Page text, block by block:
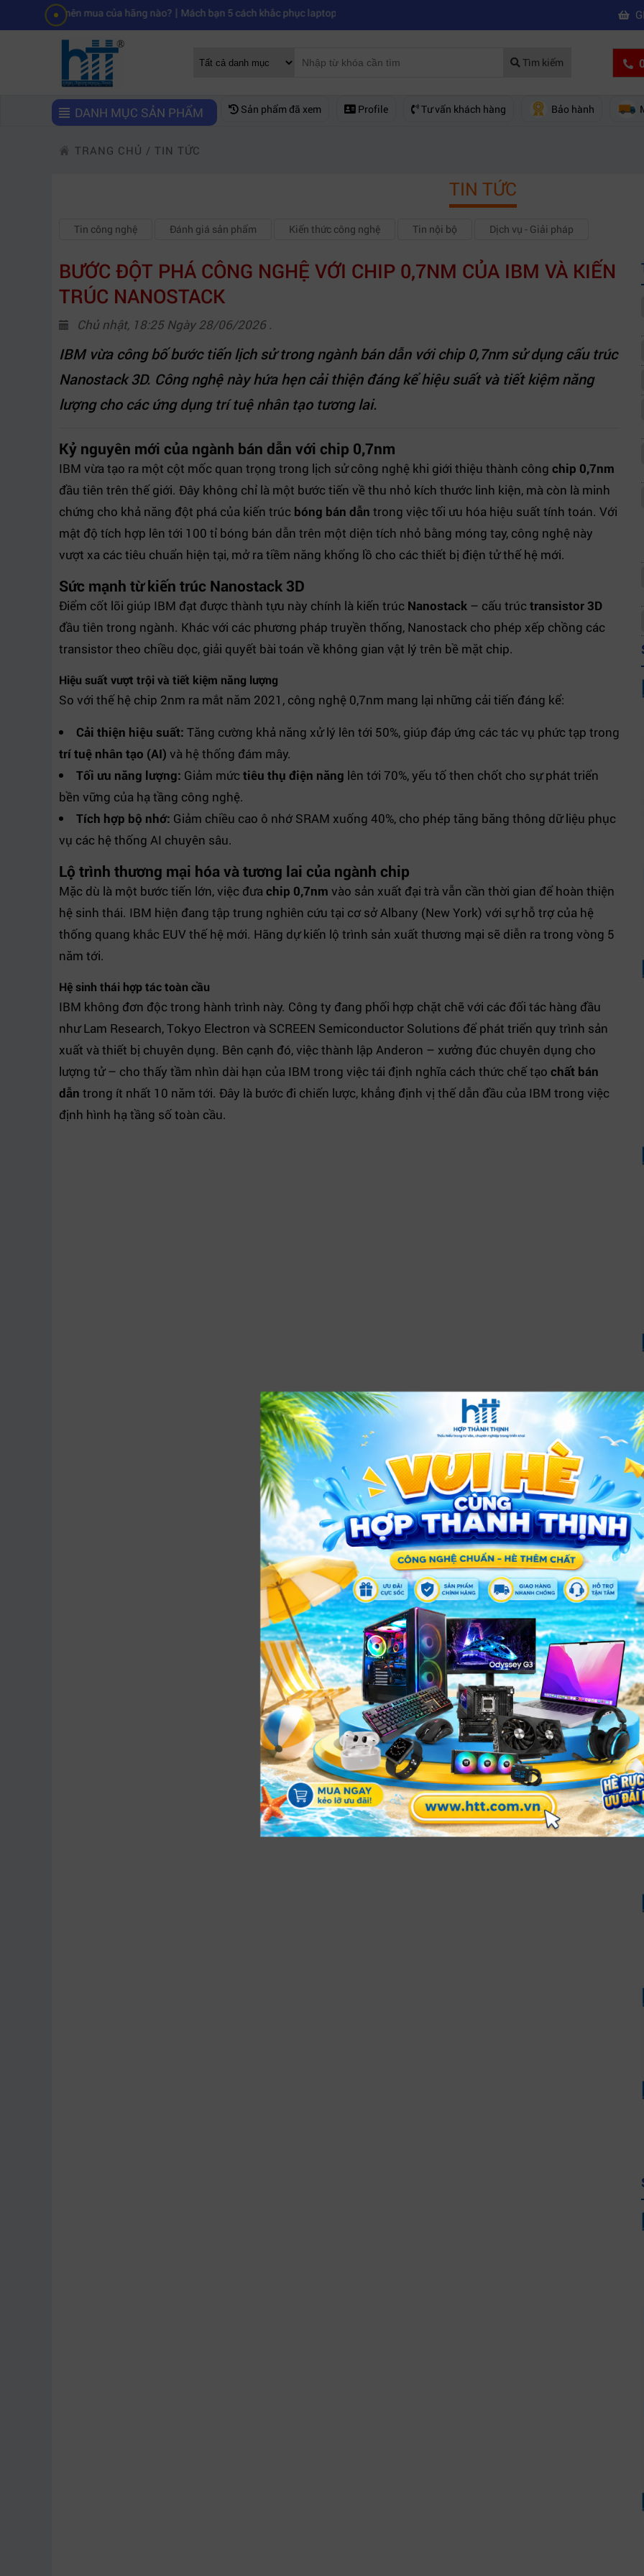
nên mua của hãng nào?| Mách bạn 5 cách khắc phục laptop không kết nối được wifi Kinh nghiệm chọn mua máy quay phim giá rẻ bạn nên
Tìm kiếm
DANH MỤC SẢN PHẨM Sản phẩm đã xem Profile Tư vấn khách hàng Bảo hành
TRANG CHỦ / TIN TỨC
TIN TỨC
Tin công nghệ Đánh giá sản phẩm Kiến thức công nghệ Tin nội bộ Dịch vụ - Giải pháp
BƯỚC ĐỘT PHÁ CÔNG NGHỆ VỚI CHIP 0,7NM CỦA IBM VÀ KIẾN
TRÚC NANOSTACK
Chủ nhật, 18:25 Ngày 28/06/2026 .
IBM vừa công bố bước tiến lịch sử trong ngành bán dẫn với chip 0,7nm sử dụng cấu trúc
Nanostack 3D. Công nghệ này hứa hẹn cải thiện đáng kể hiệu suất và tiết kiệm năng
lượng cho các ứng dụng trí tuệ nhân tạo tương lai.
Kỷ nguyên mới của ngành bán dẫn với chip 0,7nm
IBM vừa tạo ra một cột mốc quan trọng trong lịch sử công nghệ khi giới thiệu thành công chip 0,7nm
đầu tiên trên thế giới. Đây không chỉ là một bước tiến về thu nhỏ kích thước linh kiện, mà còn là minh
chứng cho khả năng đột phá của kiến trúc bóng bán dẫn trong việc tối ưu hóa hiệu suất tính toán. Với
mật độ tích hợp lên tới 100 tỉ bóng bán dẫn trên một diện tích nhỏ bằng móng tay, công nghệ này
vượt xa các tiêu chuẩn hiện tại, mở ra tiềm năng khổng lồ cho các thiết bị điện tử thế hệ mới.
Sức mạnh từ kiến trúc Nanostack 3D
Điểm cốt lõi giúp IBM đạt được thành tựu này chính là kiến trúc Nanostack – cấu trúctransistor 3D
đầu tiên trong ngành. Khác với các phương pháp truyền thống, Nanostack cho phép xếp chồng các
transistor theo chiều dọc, giải quyết bài toán về không gian vật lý trên bề mặt chip.
Hiệu suất vượt trội và tiết kiệm năng lượng
So với thế hệ chip 2nm ra mắt năm 2021, công nghệ 0,7nm mang lại những cải tiến đáng kể:
Cải thiện hiệu suất: Tăng cường khả năng xử lý lên tới 50%, giúp đáp ứng các tác vụ phức tạp trong
trí tuệ nhân tạo (AI) và hệ thống đám mây.
Tối ưu năng lượng: Giảm mứctiêu thụ điện năng lên tới 70%, yếu tố then chốt cho sự phát triển
bền vững của hạ tầng công nghệ.
Tích hợp bộ nhớ: Giảm chiều cao ô nhớ SRAM xuống 40%, cho phép tăng băng thông dữ liệu phục
vụ các hệ thống AI chuyên sâu.
Lộ trình thương mại hóa và tương lai của ngành chip
Mặc dù là một bước tiến lớn, việc đưa chip 0,7nm vào sản xuất đại trà vẫn cần thời gian để hoàn thiện
hệ sinh thái. IBM hiện đang tập trung nghiên cứu tại cơ sở Albany (New York) với sự hỗ trợ của hệ
thống quang khắc EUV thế hệ mới. Hãng dự kiến lộ trình sản xuất thương mại sẽ diễn ra trong vòng 5
năm tới.
Hệ sinh thái hợp tác toàn cầu
IBM không đơn độc trong hành trình này. Công ty đang phối hợp chặt chẽ với các đối tác hàng đầu
như Lam Research, Tokyo Electron và SCREEN Semiconductor Solutions để phát triển quy trình sản
xuất và thiết bị chuyên dụng. Bên cạnh đó, việc thành lập Anderon – xưởng đúc chuyên dụng cho
lượng tử – cho thấy tầm nhìn dài hạn của IBM trong việc tái định nghĩa cách thức chế tạo chất bán
dẫn trong ít nhất 10 năm tới. Đây là bước đi chiến lược, khẳng định vị thế dẫn đầu của IBM trong việc
định hình hạ tầng số toàn cầu.